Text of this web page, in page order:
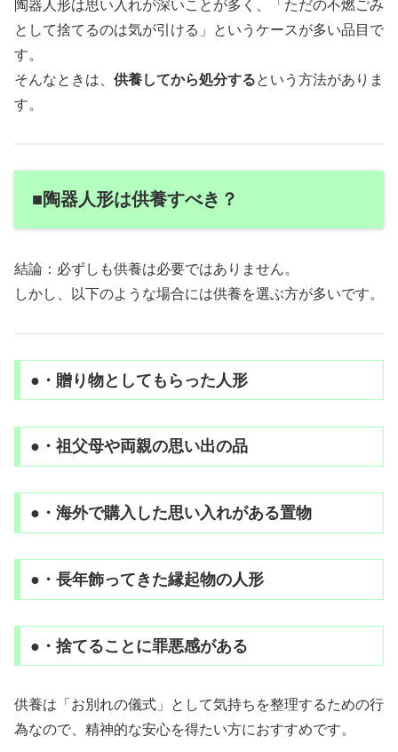
陶器人形は思い入れが深いことが多く、「ただの不燃ごみ
として捨てるのは気が引ける」というケースが多い品目で
す。
そんなときは、 供養してから処分するという方法がありま
す。
■陶器人形は供養すべき？
結論：必ずしも供養は必要ではありません。
しかし、以下のような場合には供養を選ぶ方が多いです。
●・贈り物としてもらった人形
●・祖父母や両親の思い出の品
●・海外で購入した思い入れがある置物
●・長年飾ってきた縁起物の人形
●・捨てることに罪悪感がある
供養は「お別れの儀式」として気持ちを整理するための行
為なので、精神的な安心を得たい方におすすめです。